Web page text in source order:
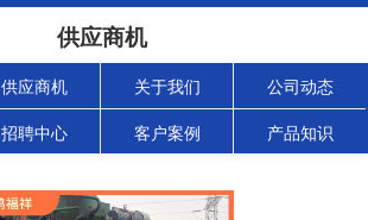
供应商机
供应商机 关于我们 公司动态
招聘中心 客户案例 产品知识